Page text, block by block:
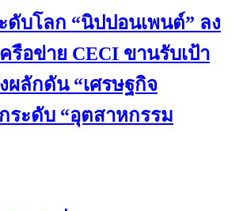
ดับโลก “นิปปอนเพนต์” ลง
รือข่าย CECI ขานรับเป้า
ผลักดัน “เศรษฐกิจ
ระดับ “อุตสาหกรรม